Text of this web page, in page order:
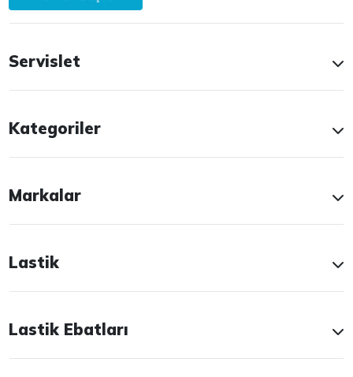
Servislet
Kategoriler
Markalar
Lastik
Lastik Ebatları